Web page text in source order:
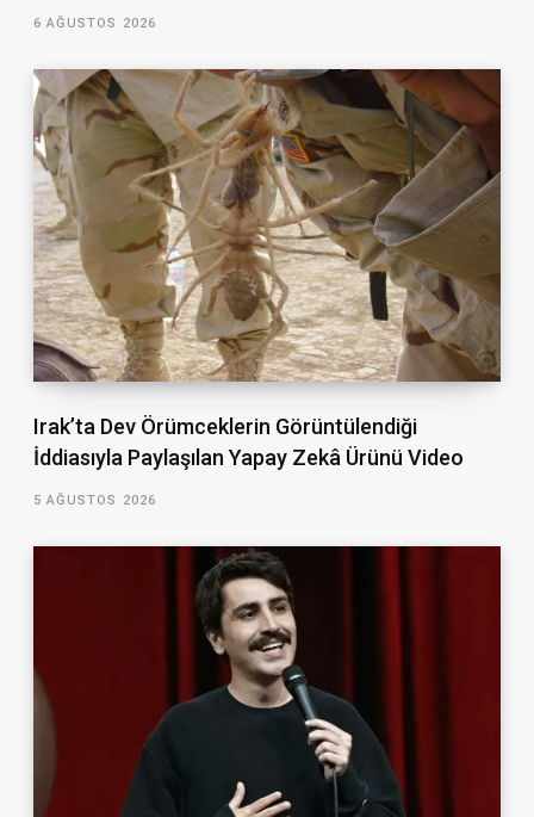
6 AĞUSTOS 2026
Irak’ta Dev Örümceklerin Görüntülendiği
İddiasıyla Paylaşılan Yapay Zekâ Ürünü Video
5 AĞUSTOS 2026